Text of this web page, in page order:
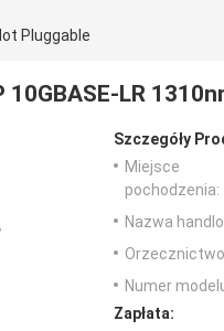
Pluggable
10GBASE-LR
Szczegóły
Miejsce
pochodzenia:
Nazwa
Numer
Zapłata: